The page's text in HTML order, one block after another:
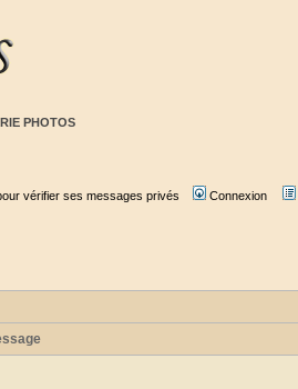
PHOTOS
vérifier ses messages privés Connexion